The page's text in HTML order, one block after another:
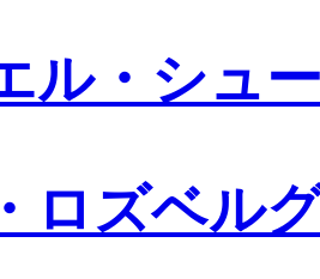
ル・シュ
ロズベル